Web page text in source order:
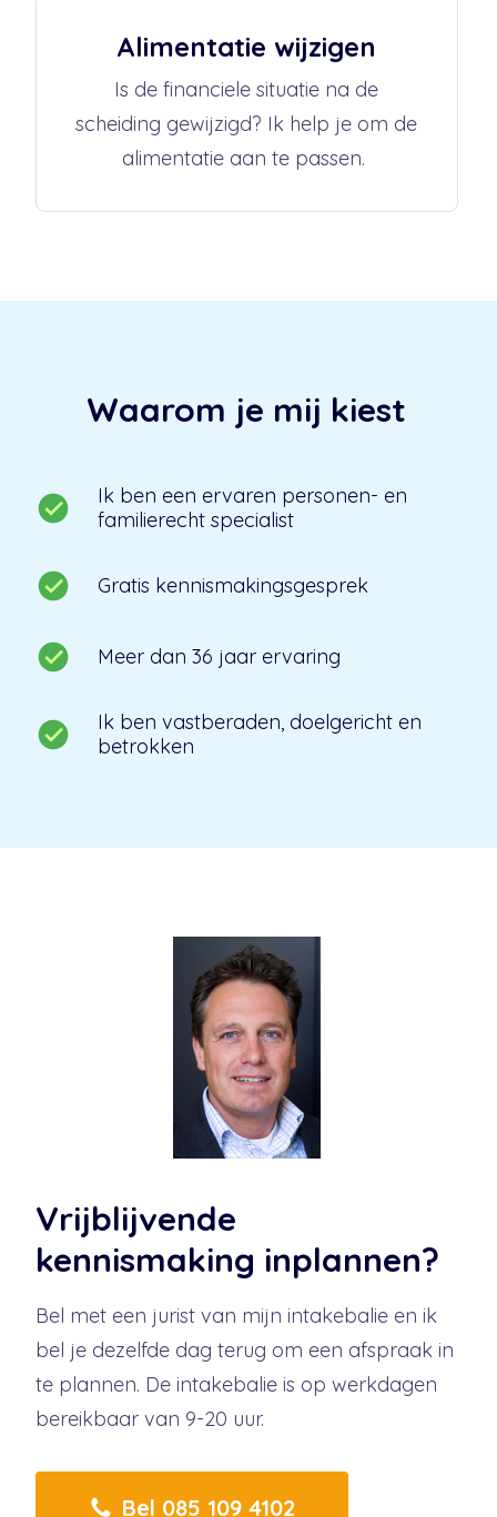
Alimentatie wijzigen
Is de financiele situatie na de
scheiding gewijzigd? Ik help je om de
alimentatie aan te passen.
Waarom je mij kiest
Ik ben een ervaren personen- en
familierecht specialist
Gratis kennismakingsgesprek
Meer dan 36 jaar ervaring
Ik ben vastberaden, doelgericht en
betrokken
Vrijblijvende
kennismaking inplannen?
Bel met een jurist van mijn intakebalie en ik
bel je dezelfde dag terug om een afspraak in
te plannen. De intakebalie is op werkdagen
bereikbaar van 9-20 uur.
Bel 085 109 4102